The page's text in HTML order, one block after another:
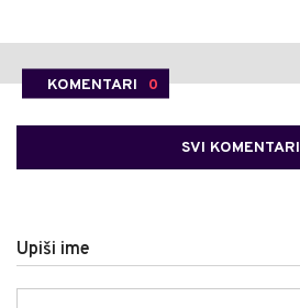
KOMENTARI 0
SVI KOMENTARI
Upiši ime